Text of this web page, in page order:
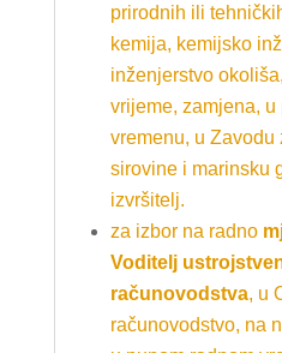
prirodnih ili
kemija, kemijsko
inženjerstvo
vrijeme, zamjena, u
vremenu, u Zavodu
sirovine i marinsku
izvršitelj.
za izbor na radno
Voditelj
računovodstva, u
računovodstvo, na